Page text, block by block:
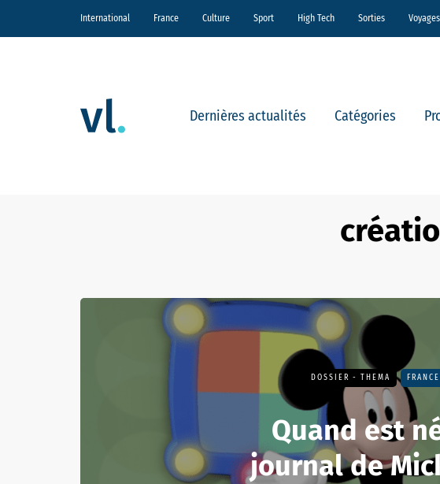
International France Culture Sport High Tech Sorties
Dernières actualités Catégories
DOSSIER - THEMA FRANCE
Quand est
journal de